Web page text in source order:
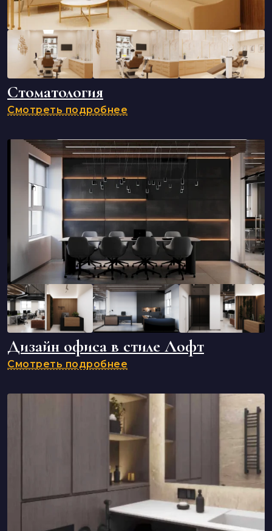
Стоматология
Смотреть подробнее
Дизайн офиса в стиле Лофт
Смотреть подробнее